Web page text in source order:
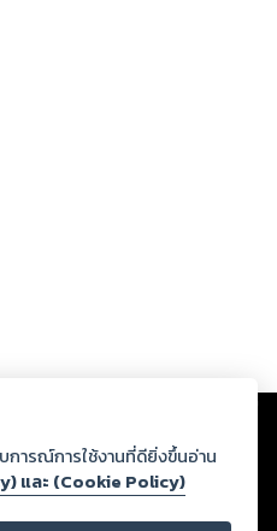
ซต์และปรากฏว่าละเมิดสิทธิใน
อกฎหมายและศีลธรรม ดังนั้น ผู้อ่าน
องด้วยตนเอง และหากท่านพบว่าส่วน
ณาแจ้งมายังบริษัท เพื่อทีมงานจะได้
อสงวนลิขสิทธิ์ตามพระราชบัญญัติ
การณ์การใช้งานที่ดียิ่งขึ้นอ่าน
และ (Cookie Policy)